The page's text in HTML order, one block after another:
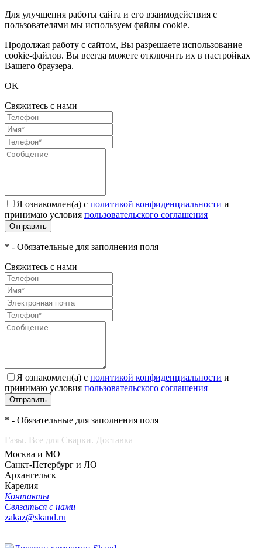
Для улучшения работы сайта и его взаимодействия с
пользователями мы используем файлы cookie.
Продолжая работу с сайтом, Вы разрешаете использование
cookie-файлов. Вы всегда можете отключить их в настройках
Вашего браузера.
OK
Свяжитесь с нами
Я ознакомлен(а) с политикой конфиденциальности и
принимаю условия пользовательского соглашения
Отправить
* - Обязательные для заполнения поля
Свяжитесь с нами
Я ознакомлен(а) с политикой конфиденциальности и
принимаю условия пользовательского соглашения
Отправить
* - Обязательные для заполнения поля
Газы. Все для Сварки. Доставка
Москва и МО
Санкт-Петербург и ЛО
Архангельск
Карелия
Контакты
Связаться с нами
zakaz@skand.ru